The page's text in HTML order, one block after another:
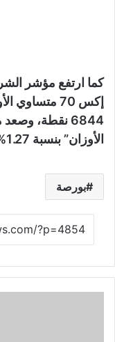
كما ارتفع مؤشر
الأوزان” بنسبة 1.27% عند مستوى 9745 نقطة.
بورصة